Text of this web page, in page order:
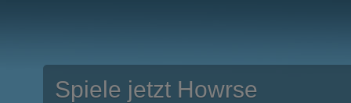
Spiele jetzt Howrse